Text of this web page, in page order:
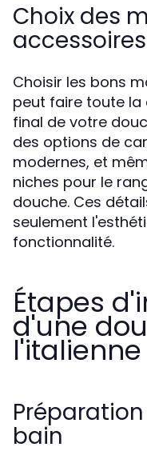
Choix des
accessoires
Choisir les bons
peut faire toute
final de votre
des options de
modernes, et
niches pour le
douche. Ces
seulement
fonctionnalité.
Étapes
d'une
l'italienne
bain